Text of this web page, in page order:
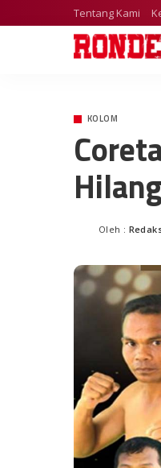
Tentang Kami
KOLOM
Hilang
Oleh :